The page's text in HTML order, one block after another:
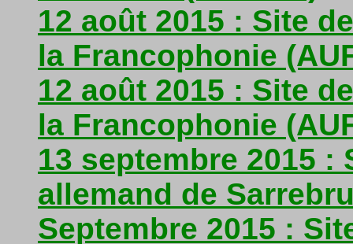
12 août 2015 : Site
la Francophonie
12 août 2015 : Site
la Francophonie
13 septembre 2015 :
allemand de
Septembre 2015 :